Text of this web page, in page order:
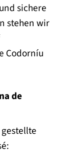
sichere
stehen wir
Codorníu
de